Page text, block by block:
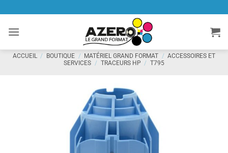
contenu
ACCUEIL / BOUTIQUE / MATÉRIEL GRAND FORMAT / ACCESSOIRES ET
SERVICES / TRACEURS HP / T795